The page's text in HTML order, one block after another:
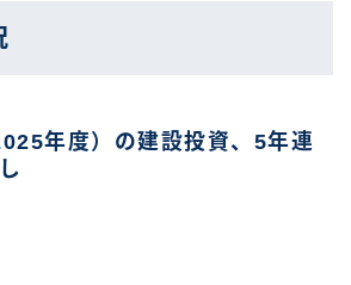
年度）の建設投資、5年連